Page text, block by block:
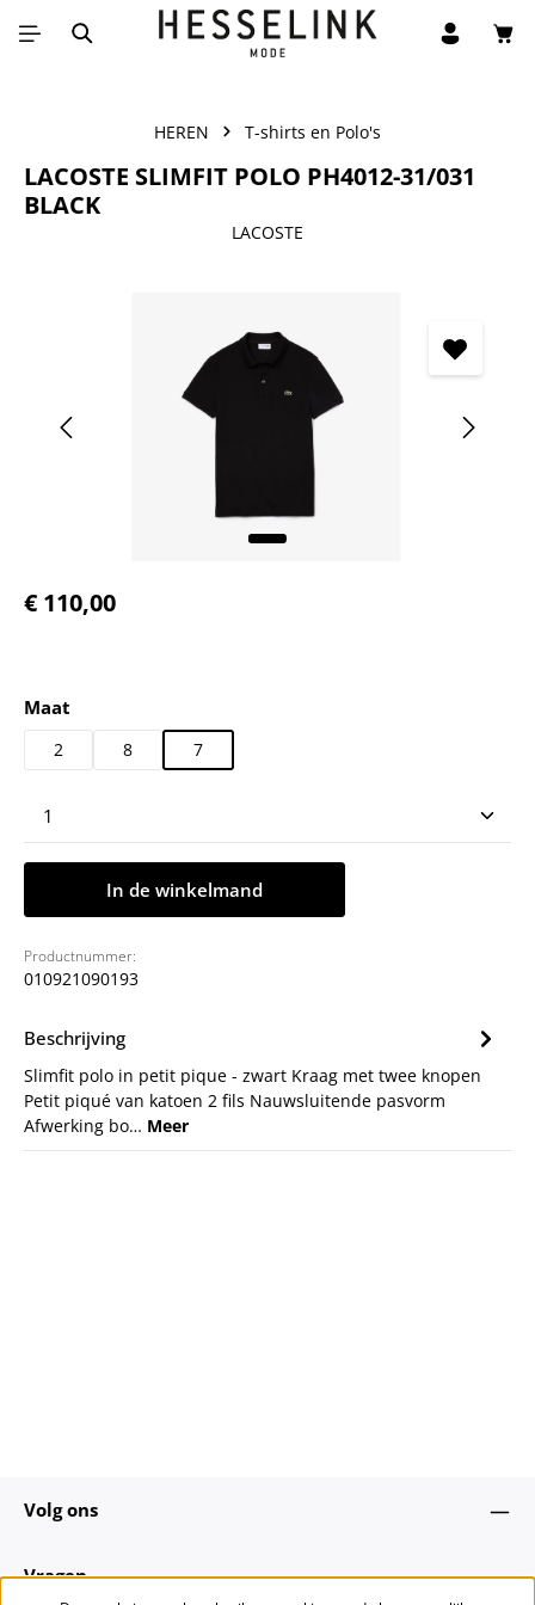
Ga naar de hoofdinhoud
HEREN T-shirts en Polo's
LACOSTE SLIMFIT POLO PH4012-31/031
BLACK
LACOSTE
Normale prijs:
€ 110,00
Selecteer
Maat
2 8 7
Producthoeveelheid: Voer de gewenste
In de winkelmand
Productnummer:
010921090193
Beschrijving
Slimfit polo in petit pique - zwart Kraag met twee knopen
Petit piqué van katoen 2 fils Nauwsluitende pasvorm
Afwerking bo… Meer
Volg ons
Vragen